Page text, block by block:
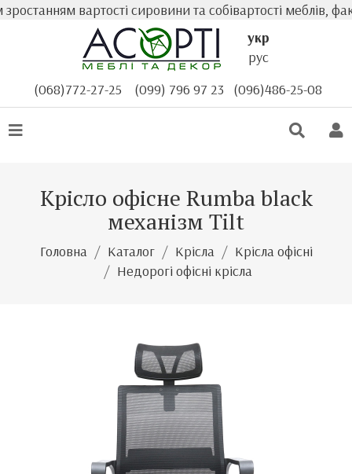
вартості сировини та собівартості меблів,
укр
рус
(068)772-27-25
(099) 796 97 23 (096)486-25-08
Крісло офісне Rumba black
механізм Tilt
Головна Каталог Крісла
Крісла офісні
Недорогі офісні крісла